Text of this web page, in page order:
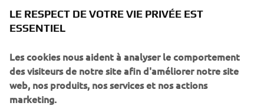
le profil client (par exemple par le biais de l'analyse
des données) et pour le suivi client personnel, par
exemple les newsletters, les promotions spéciales,
et salons professionnels)
Si vous avez déjà donné vos consentements en matière de
LE RESPECT DE VOTRE VIE PRIVÉE EST
ESSENTIEL
Les cookies nous aident à analyser le comportement
des visiteurs de notre site afin d'améliorer notre site
web, nos produits, nos services et nos actions
marketing.